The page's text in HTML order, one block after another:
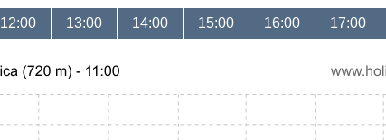
12:00 13:00 14:00 15:00 16:00 17:00